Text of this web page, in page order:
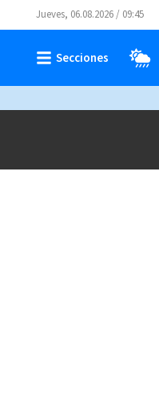
Jueves, 06.08.2026 / 09:45